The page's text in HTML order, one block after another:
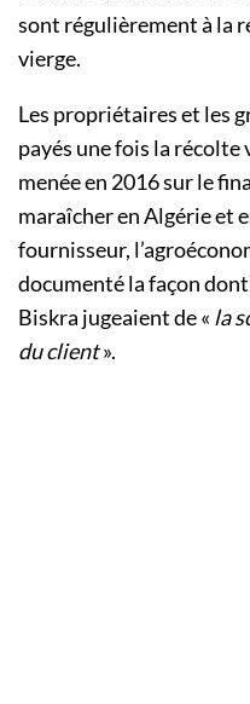
sont régulièrement à la
vierge.
Les propriétaires et les
payés une fois la récolte
menée en 2016 sur le
maraîcher en Algérie et
fournisseur,
documenté la façon
Biskra jugeaient de « la
du client».